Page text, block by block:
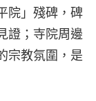
院」殘碑，碑
證；寺院周邊
宗教氛圍，是